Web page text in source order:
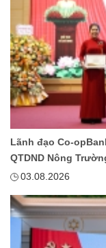
Lãnh đạo Co-
QTDND Nông
03.08.2026